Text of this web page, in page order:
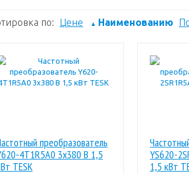
по: Цене ▲ Наименованию
преобразователь
4T1R5A0 3х380 В 1,5
TESK
YS620-
1,5 кВт